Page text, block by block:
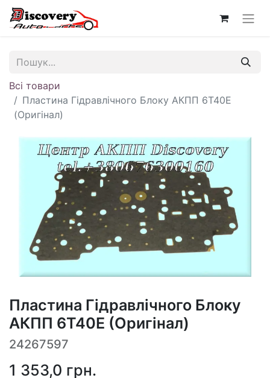
Всі товари
Пластина Гідравлічного Блоку АКПП 6T40E
(Оригінал)
Пластина Гідравлічного Блоку
АКПП 6T40E (Оригінал)
24267597
1 353,0 грн.